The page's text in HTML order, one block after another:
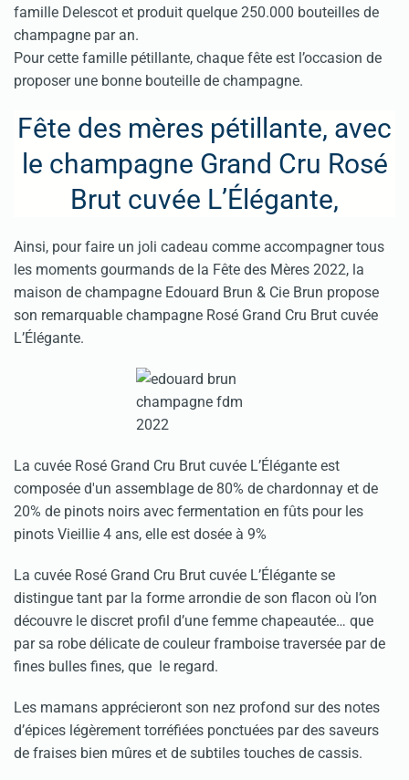
famille Delescot et produit quelque 250.000 bouteilles de
champagne par an.
Pour cette famille pétillante, chaque fête est l’occasion de
proposer une bonne bouteille de champagne.
Fête des mères pétillante, avec
le champagne Grand Cru Rosé
Brut cuvée L’Élégante,
Ainsi, pour faire un joli cadeau comme accompagner tous
les moments gourmands de la Fête des Mères 2022, la
maison de champagne Edouard Brun & Cie Brun propose
son remarquable champagne Rosé Grand Cru Brut cuvée
L’Élégante.
La cuvée Rosé Grand Cru Brut cuvée L’Élégante est
composée d'un assemblage de 80% de chardonnay et de
20% de pinots noirs avec fermentation en fûts pour les
pinots Vieillie 4 ans, elle est dosée à 9%
La cuvée Rosé Grand Cru Brut cuvée L’Élégante se
distingue tant par la forme arrondie de son flacon où l’on
découvre le discret profil d’une femme chapeautée… que
par sa robe délicate de couleur framboise traversée par de
fines bulles fines, que le regard.
Les mamans apprécieront son nez profond sur des notes
d’épices légèrement torréfiées ponctuées par des saveurs
de fraises bien mûres et de subtiles touches de cassis.